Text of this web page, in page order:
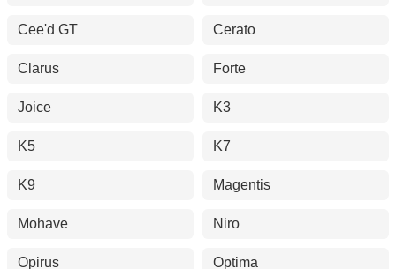
Cee'd GT Cerato
Clarus Forte
Joice K3
K5 K7
K9 Magentis
Mohave Niro
Opirus Optima